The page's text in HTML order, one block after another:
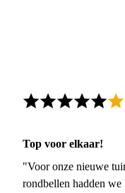
Top voor elkaar!
"Voor onze nieuwe
rondbellen hadden